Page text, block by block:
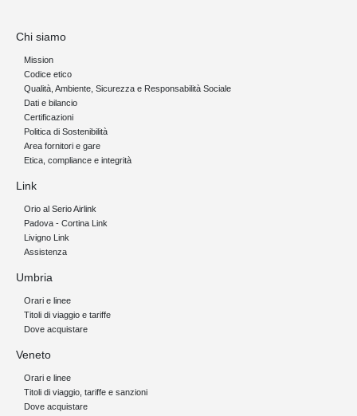
Chi siamo
Mission
Codice etico
Qualità, Ambiente, Sicurezza e Responsabilità Sociale
Dati e bilancio
Certificazioni
Politica di Sostenibilità
Area fornitori e gare
Etica, compliance e integrità
Link
Orio al Serio Airlink
Padova - Cortina Link
Livigno Link
Assistenza
Umbria
Orari e linee
Titoli di viaggio e tariffe
Dove acquistare
Veneto
Orari e linee
Titoli di viaggio, tariffe e sanzioni
Dove acquistare